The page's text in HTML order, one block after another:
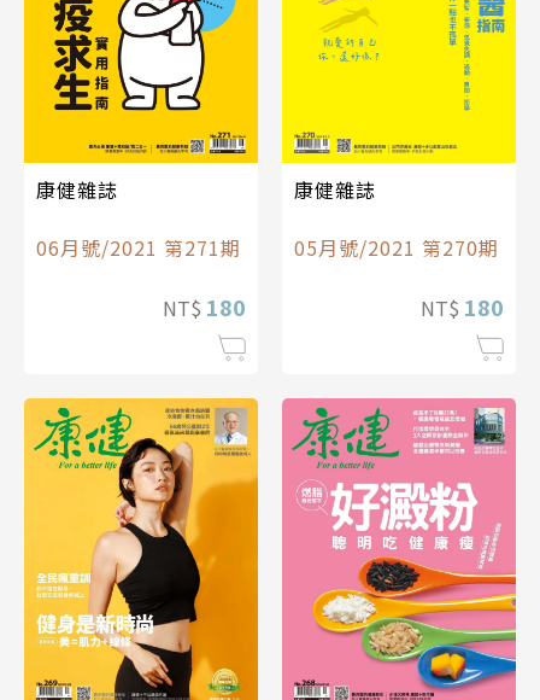
康健雜誌
06月號/2021 第271期
NT$ 180
康健雜誌
05月號/2021 第270期
NT$ 180